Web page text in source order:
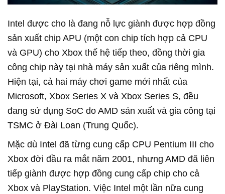
Intel được cho là đang nỗ lực giành được hợp đồng
sản xuất chip APU (một con chip tích hợp cả CPU
và GPU) cho Xbox thế hệ tiếp theo, đồng thời gia
công chip này tại nhà máy sản xuất của riêng mình.
Hiện tại, cả hai máy chơi game mới nhất của
Microsoft, Xbox Series X và Xbox Series S, đều
đang sử dụng SoC do AMD sản xuất và gia công tại
TSMC ở Đài Loan (Trung Quốc).
Mặc dù Intel đã từng cung cấp CPU Pentium III cho
Xbox đời đầu ra mắt năm 2001, nhưng AMD đã liên
tiếp giành được hợp đồng cung cấp chip cho cả
Xbox và PlayStation. Việc Intel một lần nữa cung